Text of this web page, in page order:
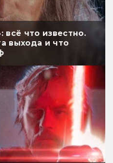
всё что известно.
выхода и что